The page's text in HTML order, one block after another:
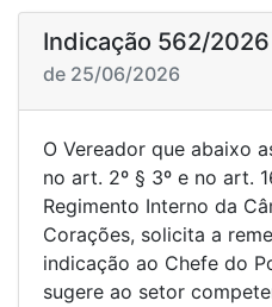
Indicação 562/2026
de 25/06/2026
O Vereador que abaixo
no art. 2º § 3º e no art.
Regimento Interno da
Corações, solicita a
indicação ao Chefe do
sugere ao setor